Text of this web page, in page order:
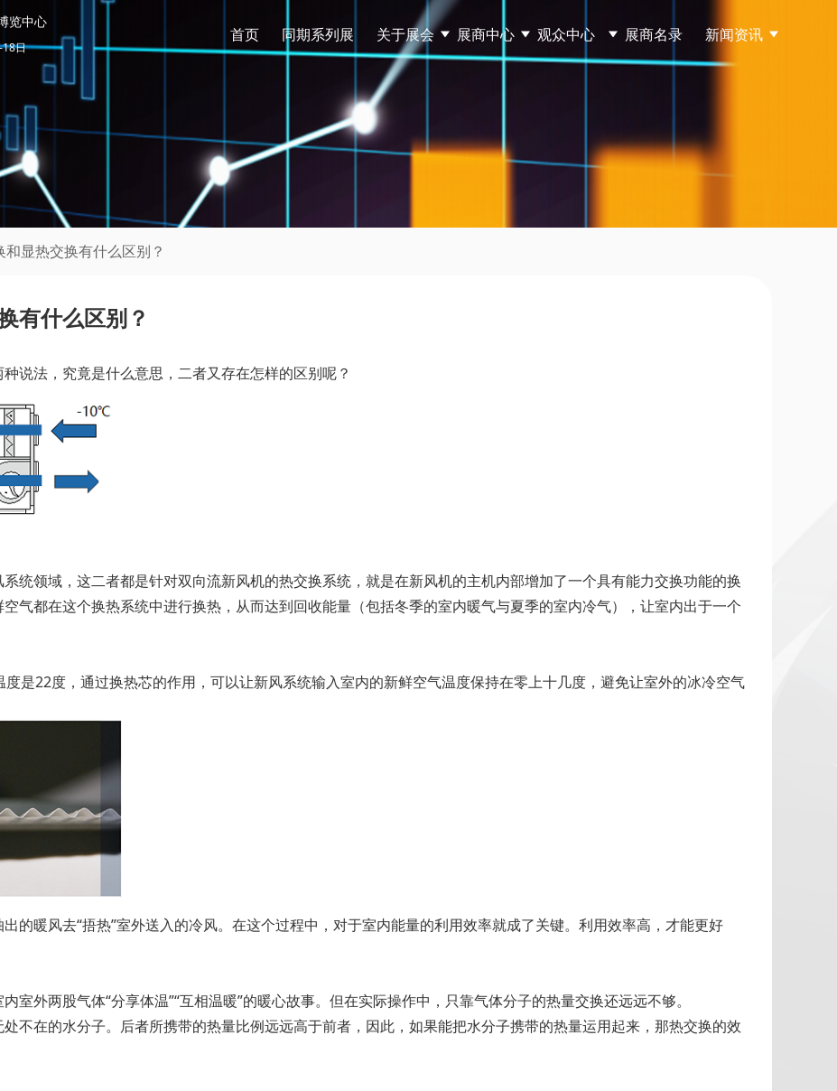
览中心
日
首页 同期系列展 关于展会 展商中心 观众中心 展商名录 新闻资讯
显热交换有什么区别？
有什么区别？
说法，究竟是什么意思，二者又存在怎样的区别呢？
统领域，这二者都是针对双向流新风机的热交换系统，就是在新风机的主机内部增加了一个具有能力交换功能的换
气都在这个换热系统中进行换热，从而达到回收能量（包括冬季的室内暖气与夏季的室内冷气），让室内出于一个
是22度，通过换热芯的作用，可以让新风系统输入室内的新鲜空气温度保持在零上十几度，避免让室外的冰冷空气
的暖风去“捂热”室外送入的冷风。在这个过程中，对于室内能量的利用效率就成了关键。利用效率高，才能更好
室外两股气体“分享体温”“互相温暖”的暖心故事。但在实际操作中，只靠气体分子的热量交换还远远不够。
不在的水分子。后者所携带的热量比例远远高于前者，因此，如果能把水分子携带的热量运用起来，那热交换的效